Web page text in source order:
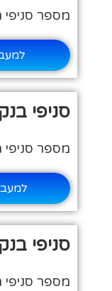
מספר סניפי
סניפי
מספר סניפי
סניפי
מספר סניפי